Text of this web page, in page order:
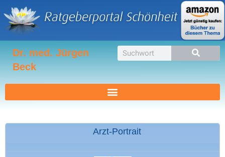
Inhalt
springen
Dr. med. Jürgen
Beck
Suche
Arzt-Portrait